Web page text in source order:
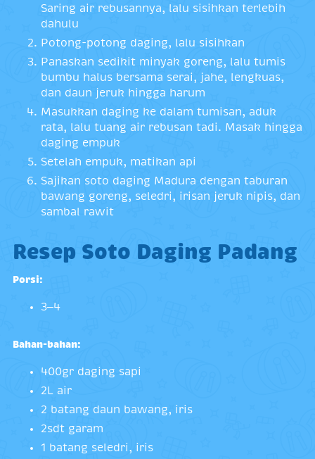
Saring air rebusannya, lalu sisihkan terlebih
dahulu
Potong-potong daging, lalu sisihkan
Panaskan sedikit minyak goreng, lalu tumis
bumbu halus bersama serai, jahe, lengkuas,
dan daun jeruk hingga harum
Masukkan daging ke dalam tumisan, aduk
rata, lalu tuang air rebusan tadi. Masak hingga
daging empuk
Setelah empuk, matikan api
Sajikan soto daging Madura dengan taburan
bawang goreng, seledri, irisan jeruk nipis, dan
sambal rawit
Resep Soto Daging Padang
Porsi:
3–4
Bahan-bahan:
400gr daging sapi
2L air
2 batang daun bawang, iris
2sdt garam
1 batang seledri, iris